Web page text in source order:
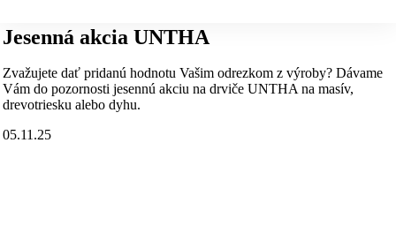
Jesenná akcia UNTHA
Zvažujete dať pridanú hodnotu Vašim odrezkom z výroby? Dávame
Vám do pozornosti jesennú akciu na drviče UNTHA na masív,
drevotriesku alebo dyhu.
05.11.25